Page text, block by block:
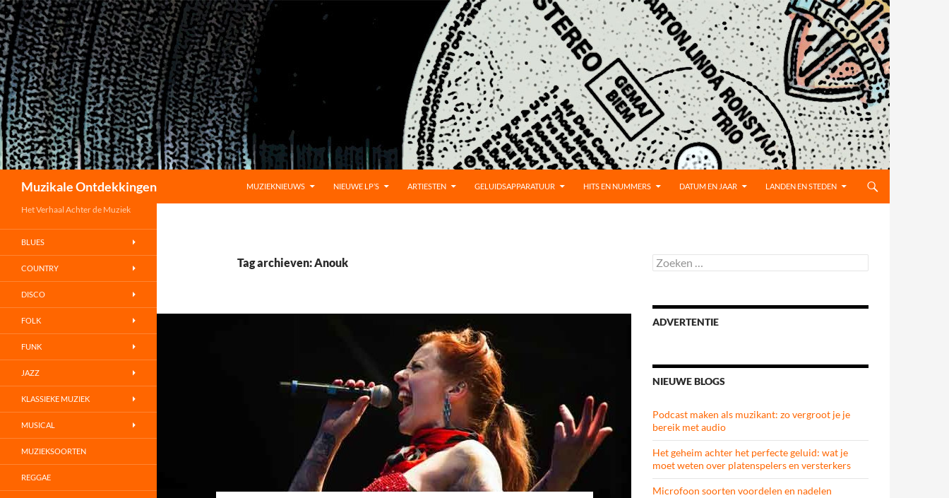
Muzikale Ontdekkingen
MUZIEKNIEUWS
NIEUWE LP’S ARTIESTEN GELUIDSAPPARATUUR HITS EN NUMMERS DATUM EN JAAR LANDEN EN STEDEN
Tag archieven: Anouk
Zoeken
naar:
ADVERTENTIE
NIEUWE BLOGS
Podcast maken als muzikant: zo vergroot je je
bereik met audio
Het geheim achter het perfecte geluid: wat je
moet weten over platenspelers en versterkers
Microfoon soorten voordelen en nadelen
Het Verhaal Achter de Muziek
BLUES
COUNTRY
DISCO
FOLK
FUNK
JAZZ
KLASSIEKE MUZIEK
MUSICAL
MUZIEKSOORTEN
REGGAE